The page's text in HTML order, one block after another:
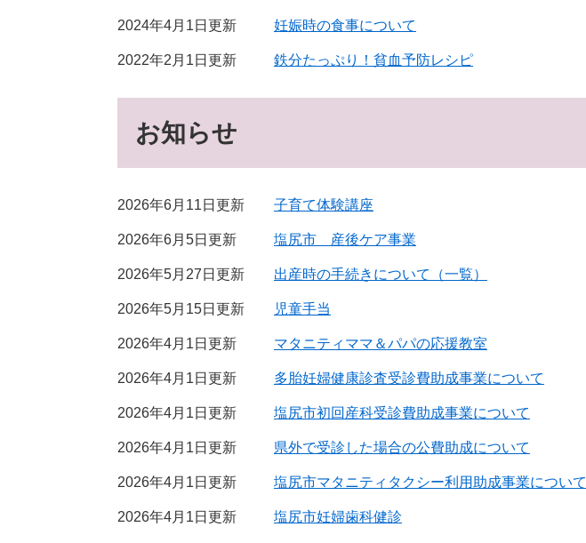
2024年4月1日更新 妊娠時の食事について
2022年2月1日更新 鉄分たっぷり！貧血予防レシピ
お知らせ
2026年6月11日更新 子育て体験講座
2026年6月5日更新 塩尻市 産後ケア事業
2026年5月27日更新 出産時の手続きについて（一覧）
2026年5月15日更新 児童手当
2026年4月1日更新 マタニティママ＆パパの応援教室
2026年4月1日更新 多胎妊婦健康診査受診費助成事業について
2026年4月1日更新 塩尻市初回産科受診費助成事業について
2026年4月1日更新 県外で受診した場合の公費助成について
2026年4月1日更新 塩尻市マタニティタクシー利用助成事業について
2026年4月1日更新 塩尻市妊婦歯科健診